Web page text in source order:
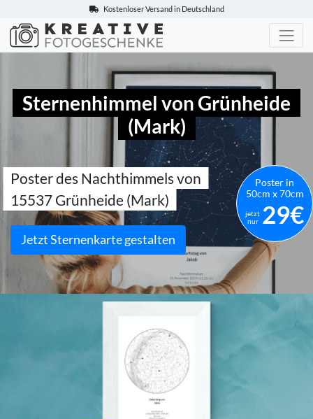
Kostenloser Versand in Deutschland
Kreative-Fotogeschenke.de
Sternenhimmel von Grünheide
(Mark)
Poster des Nachthimmels von
15537 Grünheide (Mark)
Jetzt Sternenkarte gestalten
Poster in
50cm x 70cm
jetzt
nur 29€